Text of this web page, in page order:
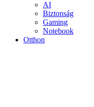
AI
Biztonság
Gaming
Notebook
Otthon